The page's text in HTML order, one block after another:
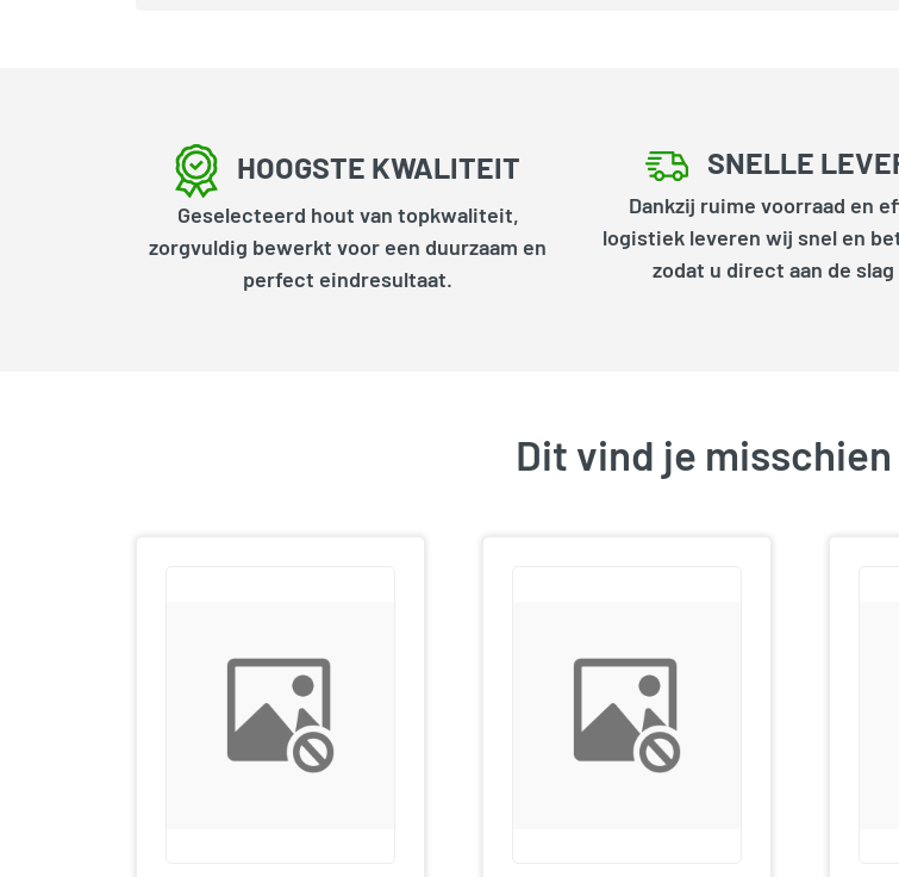
HOOGSTE KWALITEIT
Geselecteerd hout van topkwaliteit,
zorgvuldig bewerkt voor een duurzaam en
perfect eindresultaat.
SNELLE
Dankzij ruime voorraad en
logistiek leveren wij snel en
zodat u direct aan de
Dit vind je